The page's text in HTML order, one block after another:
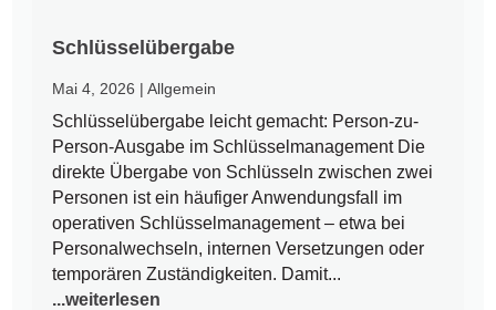
Schlüsselübergabe
Mai 4, 2026 |Allgemein
Schlüsselübergabe leicht gemacht: Person-zu-
Person-Ausgabe im Schlüsselmanagement Die
direkte Übergabe von Schlüsseln zwischen zwei
Personen ist ein häufiger Anwendungsfall im
operativen Schlüsselmanagement – etwa bei
Personalwechseln, internen Versetzungen oder
temporären Zuständigkeiten. Damit...
...weiterlesen